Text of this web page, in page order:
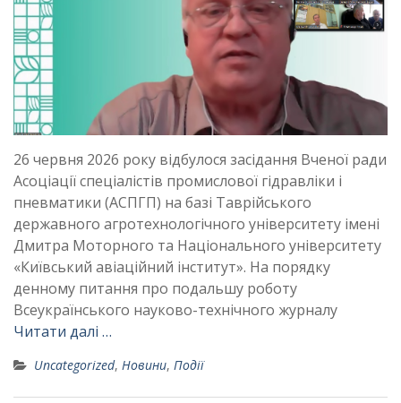
26 червня 2026 року відбулося засідання Вченої ради
Асоціації спеціалістів промислової гідравліки і
пневматики (АСПГП) на базі Таврійського
державного агротехнологічного університету імені
Дмитра Моторного та Національного університету
«Київський авіаційний інститут». На порядку
денному питання про подальшу роботу
Всеукраїнського науково-технічного журналу
Читати далі …
Uncategorized, Новини, Події